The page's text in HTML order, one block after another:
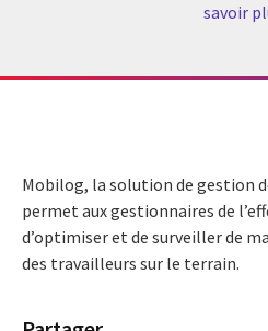
savoir
Mobilog, la solution de gestion
permet aux gestionnaires de
d’optimiser et de surveiller de
des travailleurs sur le terrain.